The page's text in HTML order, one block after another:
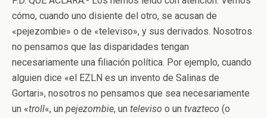
cómo, cuando uno disiente del otro, se acusan de
«pejezombie» o de «televiso», y sus derivados. Nosotros
no pensamos que las disparidades tengan
necesariamente una filiación política. Por ejemplo, cuando
alguien dice «el EZLN es un invento de Salinas de
Gortari», nosotros no pensamos que sea necesariamente
un «troll«, un pejezombie, un televiso o un tvazteco (o